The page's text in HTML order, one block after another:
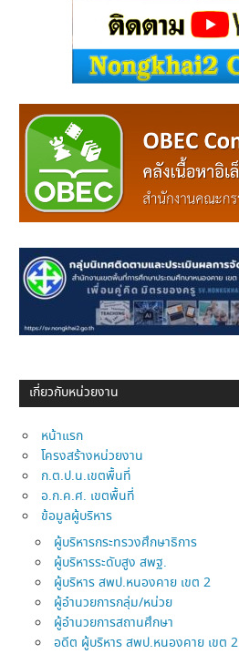
เกี่ยวกับหน่วยงาน
หน้าแรก
โครงสร้างหน่วยงาน
ก.ต.ป.น.เขตพื้นที่
อ.ก.ค.ศ. เขตพื้นที่
ข้อมูลผู้บริหาร
ผู้บริหารกระทรวงศึกษาธิการ
ผู้บริหารระดับสูง สพฐ.
ผู้บริหาร สพป.หนองคาย เขต 2
ผู้อำนวยการกลุ่ม/หน่วย
ผู้อำนวยการสถานศึกษา
อดีต ผู้บริหาร สพป.หนองคาย เขต 2